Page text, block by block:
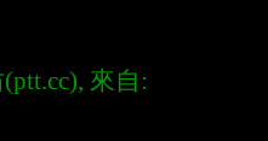
來自: